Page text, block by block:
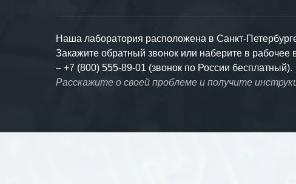
Наша лаборатория расположена в Санкт-
Закажите обратный звонок или наберите в
– +7 (800) 555-89-01 (звонок по России бесплатный).
Расскажите о своей проблеме и получите